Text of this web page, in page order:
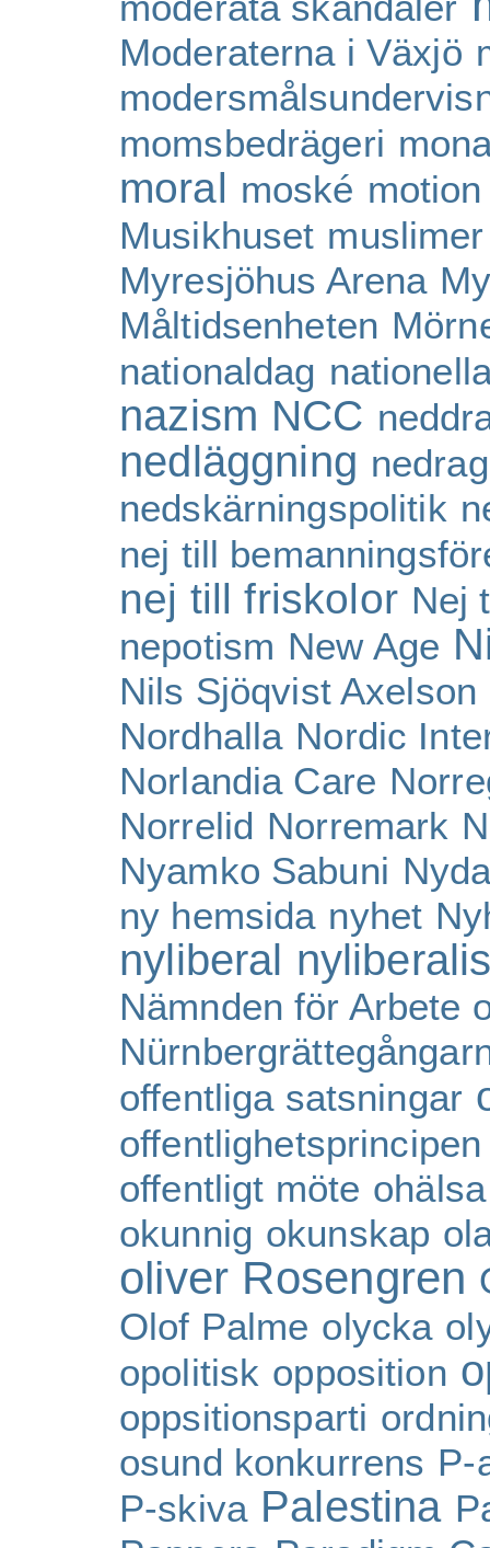
Moderaterna i Växjö
momsbedrägeri
moral moské motion
Musikhuset muslimer
Myresjöhus Arena
Måltidsenheten
nationaldag
nazism NCC
nedläggning
nedskärningspolitik
nej till
nej till friskolor Nej
nepotism New Age
Nils Sjöqvist Axelson
Nordhalla Nordic
Norlandia Care
Norrelid Norremark
Nyamko Sabuni
ny hemsida nyhet
nyliberal
Nämnden för Arbete
offentliga satsningar
offentlighetsprincipen
offentligt möte ohälsa
okunnig okunskap
oliver Rosengren
Olof Palme olycka
opolitisk opposition
oppsitionsparti
osund konkurrens P-
P-skiva Palestina